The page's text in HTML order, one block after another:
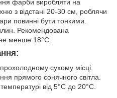
фарби виробляти на
з відстані 20-30 см, роблячи
повинні бути тонкими.
Рекомендована
менше 18°С.
сухому місці.
прямого сонячного світла.
від 5°С до 20°С.